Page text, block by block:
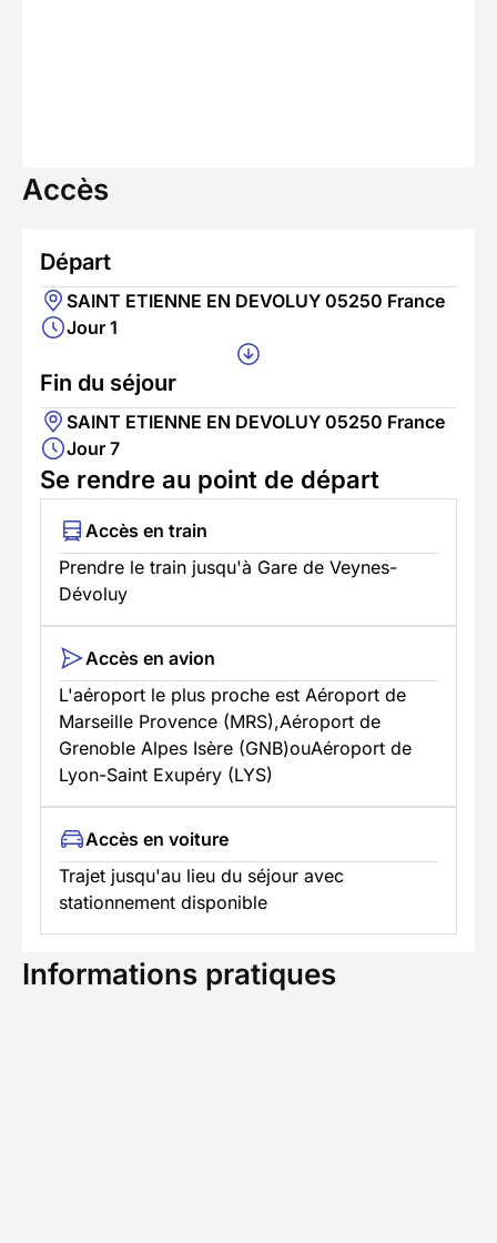
Accès
Départ
SAINT ETIENNE EN DEVOLUY 05250 France
Jour 1
Fin du séjour
SAINT ETIENNE EN DEVOLUY 05250 France
Jour 7
Se rendre au point de départ
Accès en train
Prendre le train jusqu'à Gare de Veynes-
Dévoluy
Accès en avion
L'aéroport le plus proche est Aéroport de
Marseille Provence (MRS),Aéroport de
Grenoble Alpes Isère (GNB)ouAéroport de
Lyon-Saint Exupéry (LYS)
Accès en voiture
Trajet jusqu'au lieu du séjour avec
stationnement disponible
Informations pratiques